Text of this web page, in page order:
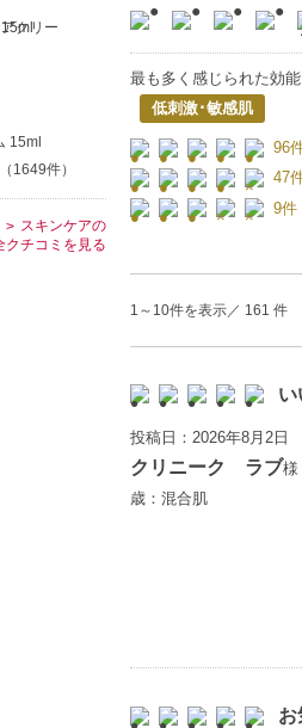
最も多く感じられた効能
低刺激･敏感肌
96
47
9件
1～10件を表示／ 161 件
い
投稿日：2026年8月2日
クリニーク ラブ
歳：混合肌
お
15ml
（1649件）
スキンケアの
クチコミを見る